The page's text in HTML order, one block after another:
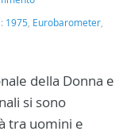
1975, Eurobarometer,
della Donna e
si sono
tra uomini e